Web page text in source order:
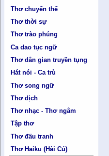
Thơ chuyển thể
Thơ thời sự
Thơ trào phúng
Ca dao tục ngữ
Thơ dân gian truyền tụng
Hát nói - Ca trù
Thơ song ngữ
Thơ dịch
Thơ nhạc - Thơ ngâm
Tập thơ
Thơ đấu tranh
Thơ Haiku (Hài Cú)